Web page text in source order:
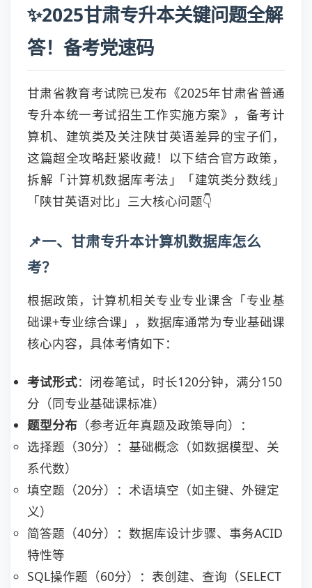
✨2025甘肃专升本关键问题全解
答！备考党速码
甘肃省教育考试院已发布《2025年甘肃省普通
专升本统一考试招生工作实施方案》，备考计
算机、建筑类及关注陕甘英语差异的宝子们，
这篇超全攻略赶紧收藏！以下结合官方政策，
拆解「计算机数据库考法」「建筑类分数线」
「陕甘英语对比」三大核心问题👇
📌一、甘肃专升本计算机数据库怎么
考？
根据政策，计算机相关专业专业课含「专业基
础课+专业综合课」，数据库通常为专业基础课
核心内容，具体考情如下：
考试形式：闭卷笔试，时长120分钟，满分150
分（同专业基础课标准）
题型分布 （参考近年真题及政策导向）：
选择题（30分）：基础概念（如数据模型、关
系代数）
填空题（20分）：术语填空（如主键、外键定
义）
简答题（40分）：数据库设计步骤、事务ACID
特性等
SQL操作题（60分）：表创建、查询（SELECT